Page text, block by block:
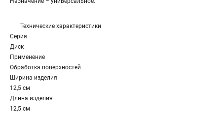
Технические характеристики
Серия
Диск
Применение
Обработка поверхностей
Ширина изделия
12,5 см
Длина изделия
12,5 см